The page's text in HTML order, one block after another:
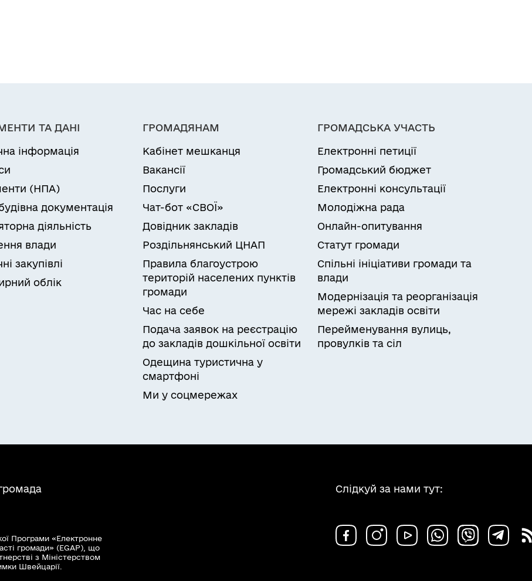
ТА ДАНІ
інформація
(НПА)
документація
діяльність
влади
закупівлі
облік
ГРОМАДЯНАМ
Кабінет мешканця
Вакансії
Послуги
Чат-бот «СВОЇ»
Довідник закладів
Роздільнянський ЦНАП
Правила благоустрою
територій населених пунктів
громади
Час на себе
Подача заявок на реєстрацію
до закладів дошкільної освіти
Одещина туристична у
смартфоні
Ми у соцмережах
ГРОМАДСЬКА УЧАСТЬ
Електронні петиції
Громадський бюджет
Електронні консультації
Молодіжна рада
Онлайн-опитування
Статут громади
Спільні ініціативи громади та
влади
Модернізація та реорганізація
мережі закладів освіти
Перейменування вулиць,
провулків та сіл
Програми «Електронне
громади» (EGAP), що
з Міністерством
Швейцарії.
Слідкуй за нами тут: